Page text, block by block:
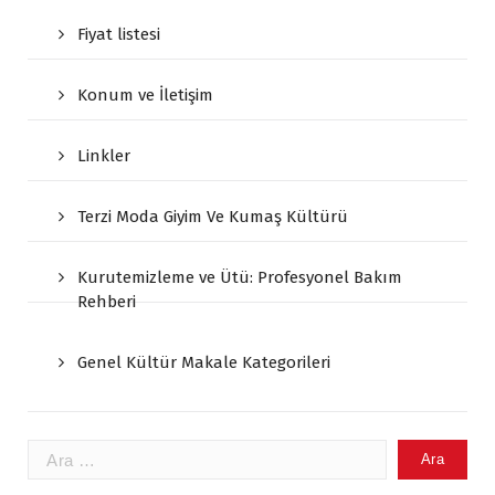
Fiyat listesi
Konum ve İletişim
Linkler
Terzi Moda Giyim Ve Kumaş Kültürü
Kurutemizleme ve Ütü: Profesyonel Bakım
Rehberi
Genel Kültür Makale Kategorileri
Arama: